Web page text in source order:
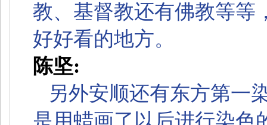
教、基督教还有佛教等等
好好看的地方。
陈坚:
另外安顺还有东方第
是用蜡画了以后进行染色